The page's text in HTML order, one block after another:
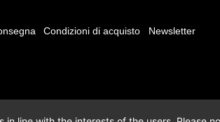
Condizioni di acquisto Newsletter